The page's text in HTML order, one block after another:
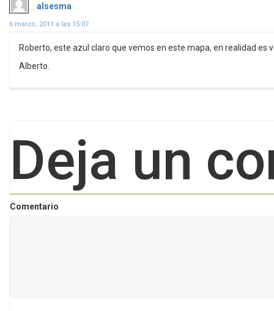
alsesma
6 marzo, 2011 a las 15:07
Roberto, este azul claro que vemos en este mapa, en realidad es
Alberto.
Deja un
Comentario